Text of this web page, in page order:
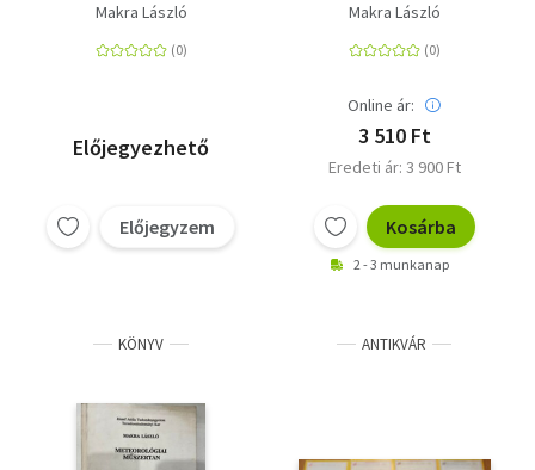
Makra László
Előjegyezhető
Előjegyzem
Makra László
Online ár:
3 510 Ft
Eredeti ár: 3 900 Ft
Kosárba
2 - 3 munkanap
KÖNYV ANTIKVÁR